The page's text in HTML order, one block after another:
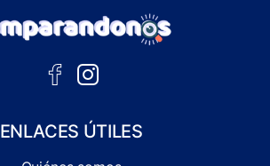
ENLACES ÚTILES